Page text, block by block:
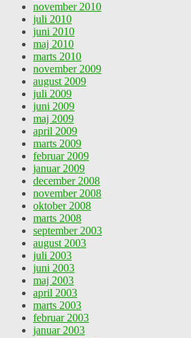
november 2010
juli 2010
juni 2010
maj 2010
marts 2010
november 2009
august 2009
juli 2009
juni 2009
maj 2009
april 2009
marts 2009
februar 2009
januar 2009
december 2008
november 2008
oktober 2008
marts 2008
september 2003
august 2003
juli 2003
juni 2003
maj 2003
april 2003
marts 2003
februar 2003
januar 2003